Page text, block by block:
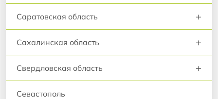
Саратовская область +
Сахалинская область +
Свердловская область +
Севастополь